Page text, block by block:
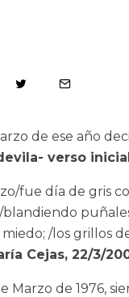
de ese año
verso
fue día de gris
/los grillos
Cejas, 22/3/
Marzo de 1976,